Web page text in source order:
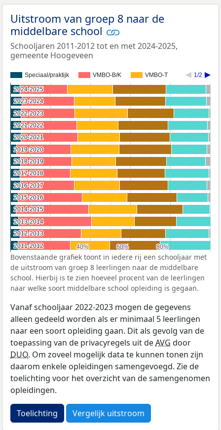
Uitstroom van groep 8 naar de
middelbare school
Schooljaren 2011-2012 tot en met 2024-2025,
gemeente Hoogeveen
Speciaal/praktijk VMBO-B/K VMBO-T 1/2
40%
40% 60%
60% 80%
80%
2024-2025
2024-2025
2023-2024
2023-2024
2022-2023
2022-2023
2021-2022
2021-2022
2020-2021
2020-2021
2019-2020
2019-2020
2018-2019
2018-2019
2017-2018
2017-2018
2016-2017
2016-2017
2015-2016
2015-2016
2014-2015
2014-2015
2013-2014
2013-2014
2012-2013
2012-2013
2011-2012
2011-2012
Bovenstaande grafiek toont in iedere rij een schooljaar met
de uitstroom van groep 8 leerlingen naar de middelbare
school. Hierbij is te zien hoeveel procent van de leerlingen
naar welke soort middelbare school opleiding is gegaan.
Vanaf schooljaar 2022-2023 mogen de gegevens
alleen gedeeld worden als er minimaal 5 leerlingen
naar een soort opleiding gaan. Dit als gevolg van de
toepassing van de privacyregels uit deAVG door
DUO. Om zoveel mogelijk data te kunnen tonen zijn
daarom enkele opleidingen samengevoegd. Zie de
toelichting voor het overzicht van de samengenomen
opleidingen.
Toelichting Vergelijk uitstroom